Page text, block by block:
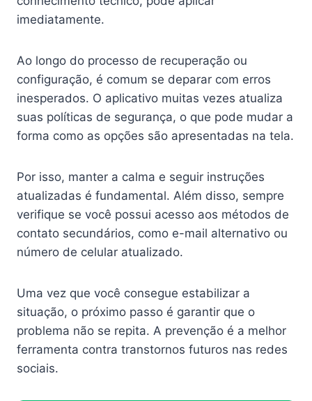
imediatamente.
Ao longo do processo de recuperação ou
configuração, é comum se deparar com erros
inesperados. O aplicativo muitas vezes atualiza
suas políticas de segurança, o que pode mudar a
forma como as opções são apresentadas na tela.
Por isso, manter a calma e seguir instruções
atualizadas é fundamental. Além disso, sempre
verifique se você possui acesso aos métodos de
contato secundários, como e-mail alternativo ou
número de celular atualizado.
Uma vez que você consegue estabilizar a
situação, o próximo passo é garantir que o
problema não se repita. A prevenção é a melhor
ferramenta contra transtornos futuros nas redes
sociais.